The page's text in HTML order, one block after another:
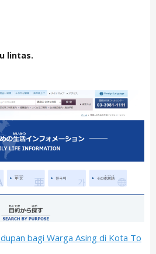
lintas.
bagi Warga Asing di Kota To